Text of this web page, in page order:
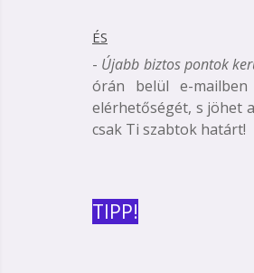
ÉS
- Újabb biztos pontok
órán belül e-
elérhetőségét, s jöhet
csak Ti szabtok határt!
TIPP!